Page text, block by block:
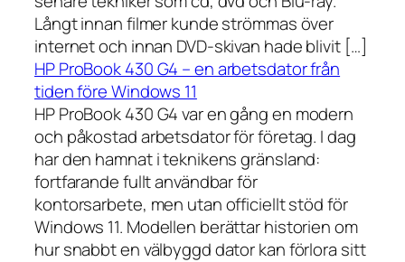
Långt innan filmer kunde strömmas över
internet och innan DVD-skivan hade blivit […]
HP ProBook 430 G4 – en arbetsdator från
tiden före Windows 11
HP ProBook 430 G4 var en gång en modern
och påkostad arbetsdator för företag. I dag
har den hamnat i teknikens gränsland:
fortfarande fullt användbar för
kontorsarbete, men utan officiellt stöd för
Windows 11. Modellen berättar historien om
hur snabbt en välbyggd dator kan förlora sitt